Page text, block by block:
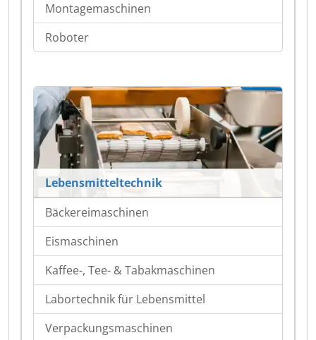
Montagemaschinen
Roboter
Lebensmitteltechnik
Bäckereimaschinen
Eismaschinen
Kaffee-, Tee- & Tabakmaschinen
Labortechnik für Lebensmittel
Verpackungsmaschinen